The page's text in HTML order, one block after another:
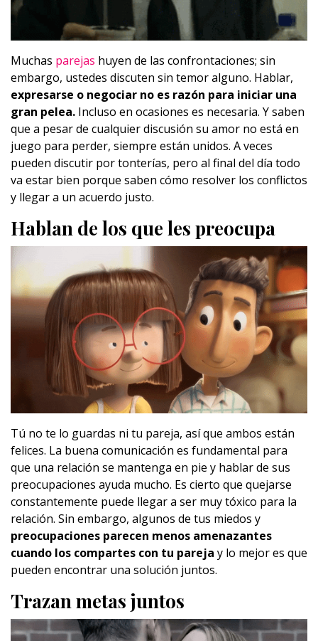
Muchas parejas huyen de las confrontaciones; sin
embargo, ustedes discuten sin temor alguno. Hablar,
expresarse o negociar no es razón para iniciar una
gran pelea. Incluso en ocasiones es necesaria. Y saben
que a pesar de cualquier discusión su amor no está en
juego para perder, siempre están unidos. A veces
pueden discutir por tonterías, pero al final del día todo
va estar bien porque saben cómo resolver los conflictos
y llegar a un acuerdo justo.
Hablan de los que les preocupa
Tú no te lo guardas ni tu pareja, así que ambos están
felices. La buena comunicación es fundamental para
que una relación se mantenga en pie y hablar de sus
preocupaciones ayuda mucho. Es cierto que quejarse
constantemente puede llegar a ser muy tóxico para la
relación. Sin embargo, algunos de tus miedos y
preocupaciones parecen menos amenazantes
cuando los compartes con tu pareja y lo mejor es que
pueden encontrar una solución juntos.
Trazan metas juntos